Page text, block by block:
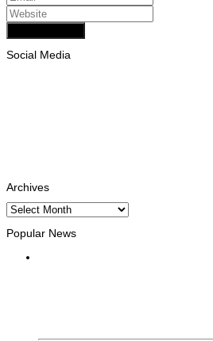
Social Media
Archives
Archives
Popular News